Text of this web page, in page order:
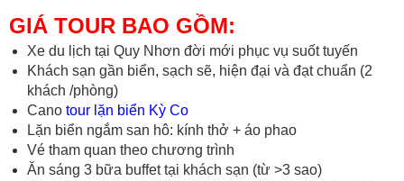
GIÁ TOUR BAO GỒM:
Xe du lịch tại Quy Nhơn đời mới phục vụ suốt tuyến
Khách sạn gần biển, sạch sẽ, hiện đại và đạt chuẩn (2
khách /phòng)
Cano tour lặn biển Kỳ Co
Lặn biển ngắm san hô: kính thở + áo phao
Vé tham quan theo chương trình
Ăn sáng 3 bữa buffet tại khách sạn (từ >3 sao)